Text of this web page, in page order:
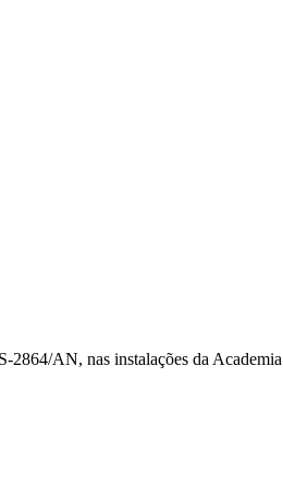
2864/AN, nas instalações da